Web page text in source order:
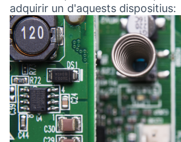
adquirir un d'aquests dispositius: